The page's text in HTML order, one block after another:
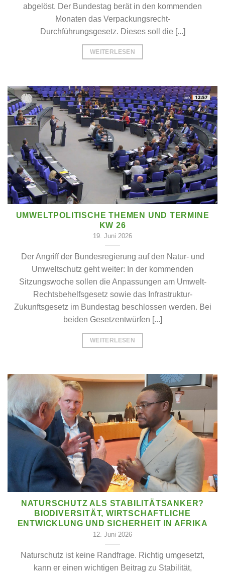
abgelöst. Der Bundestag berät in den kommenden
Monaten das Verpackungsrecht-
Durchführungsgesetz. Dieses soll die [...]
WEITERLESEN
UMWELTPOLITISCHE THEMEN UND TERMINE
KW 26
19. Juni 2026
Der Angriff der Bundesregierung auf den Natur- und
Umweltschutz geht weiter: In der kommenden
Sitzungswoche sollen die Anpassungen am Umwelt-
Rechtsbehelfsgesetz sowie das Infrastruktur-
Zukunftsgesetz im Bundestag beschlossen werden. Bei
beiden Gesetzentwürfen [...]
WEITERLESEN
NATURSCHUTZ ALS STABILITÄTSANKER?
BIODIVERSITÄT, WIRTSCHAFTLICHE
ENTWICKLUNG UND SICHERHEIT IN AFRIKA
12. Juni 2026
Naturschutz ist keine Randfrage. Richtig umgesetzt,
kann er einen wichtigen Beitrag zu Stabilität,